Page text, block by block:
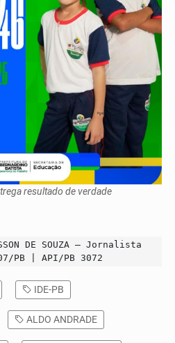
resultado de verdade
DE SOUZA – Jornalista
PB | API/PB 3072
IDE-PB
ALDO ANDRADE